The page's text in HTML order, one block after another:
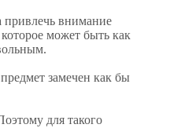
привлечь внимание
может быть как
замечен как бы
для такого